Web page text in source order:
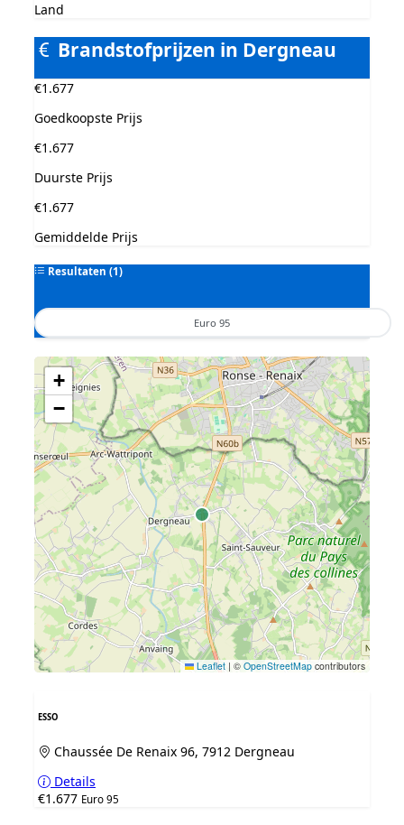
Land
Brandstofprijzen in Dergneau
€1.677
Goedkoopste Prijs
€1.677
Duurste Prijs
€1.677
Gemiddelde Prijs
Resultaten (1)
Euro 95
Geen tankstations met locatiegegevens gevonden.
De kaart kan niet worden weergegeven zonder GPS coördinaten.
+
−
Leaflet | © OpenStreetMap contributors
ESSO
Chaussée De Renaix 96, 7912 Dergneau
Details
€1.677 Euro 95